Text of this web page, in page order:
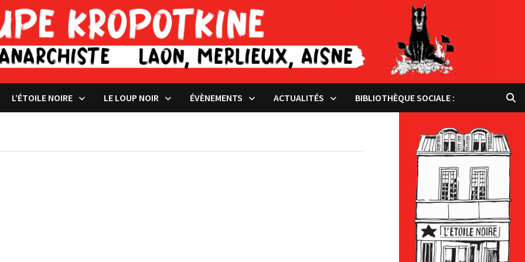
L’ÉTOILE NOIRE LE LOUP NOIR ÉVÈNEMENTS ACTUALITÉS BIBLIOTHÈQUE SOCIALE :